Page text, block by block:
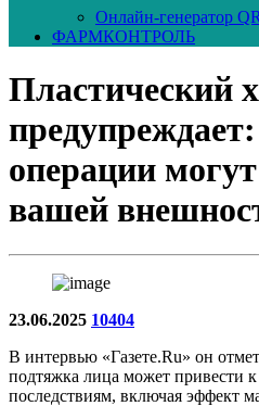
Онлайн-генератор
ФАРМКОНТРОЛЬ
Пластический
операции
вашей
23.06.2025 10404
В интервью «Газете.Ru» он
подтяжка лица может привести
последствиям, включая эффект